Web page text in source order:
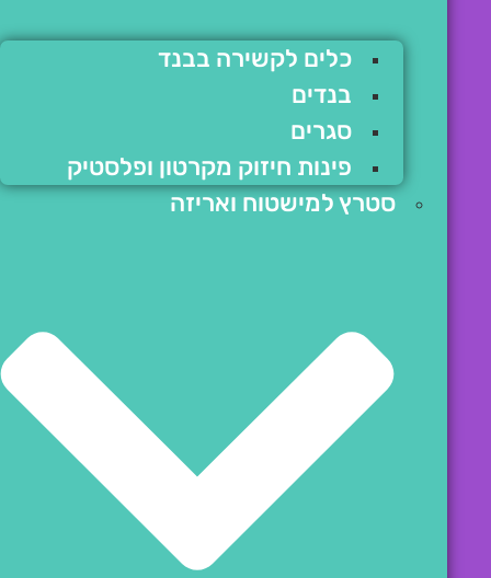
כלים לקשירה בבנד
בנדים
סגרים
פינות חיזוק מקרטון ופלסטיק
סטרץ למישטוח ואריזה